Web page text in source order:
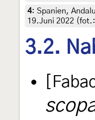
4: Spanien,
19.Juni 2022
3.2.